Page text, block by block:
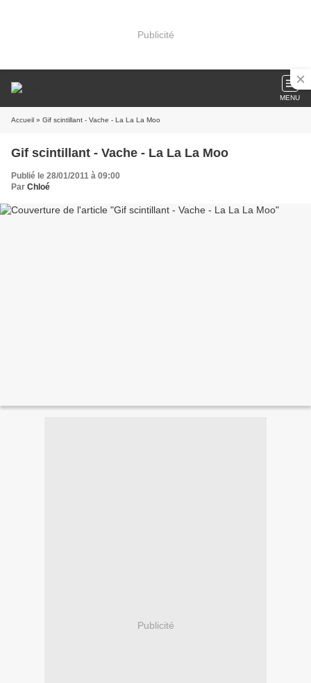
Publicité
MENU
Accueil » Gif scintillant - Vache - La La La Moo
Gif scintillant - Vache - La La La Moo
Publié le 28/01/2011 à 09:00
Par Chloé
Publicité